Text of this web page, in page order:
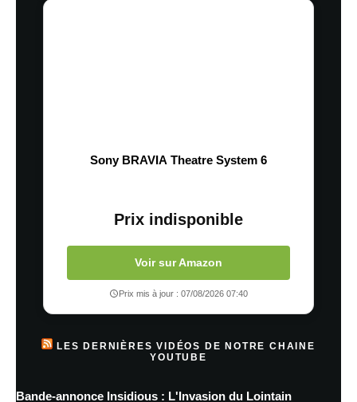
Sony BRAVIA Theatre System 6
Prix indisponible
Voir sur Amazon
Prix mis à jour : 07/08/2026 07:40
LES DERNIÈRES VIDÉOS DE NOTRE CHAINE
YOUTUBE
Bande-annonce Insidious : L'Invasion du Lointain